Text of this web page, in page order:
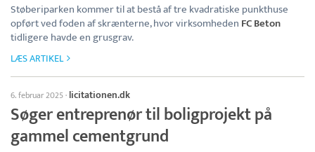
Støberiparken kommer til at bestå af tre kvadratiske punkthuse
opført ved foden af skrænterne, hvor virksomheden FC Beton
tidligere havde en grusgrav.
LÆS ARTIKEL
6. februar 2025· licitationen.dk
Søger entreprenør til boligprojekt på
gammel cementgrund